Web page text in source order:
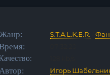
Жанр: S.T.A.L.K.E.R.
Автор: Игорь